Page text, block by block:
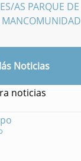
AS PARQUE DE
Noticias